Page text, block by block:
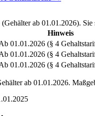
(Gehälter ab 01.01.2026). Sie
Hinweis
01.01.2026 (§ 4
01.01.2026 (§ 4
01.01.2026 (§ 4
ab 01.01.2026.